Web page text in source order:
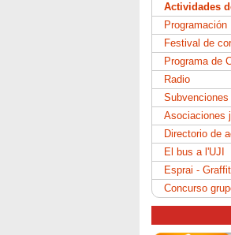
Actividades
Festival de
Programa de
Radio
Asociaciones
Directorio de
El bus a l'UJI
Esprai -
Concurso